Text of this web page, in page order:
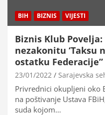
BIH BIZNIS VIJESTI
Biznis Klub
nezakonitu ‘Taksu
ostatku Federacije”
23/01/2022 Sarajevska
Privrednici okupljeni oko
na poštivanje Ustava
suda kojom…